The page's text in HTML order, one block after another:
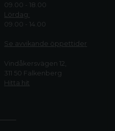
09.00 - 18.00
Lördag:
09.00 - 14.00
Se avvikande öppettider
Vindåkersvägen 12,
311 50 Falkenberg
Hitta hit